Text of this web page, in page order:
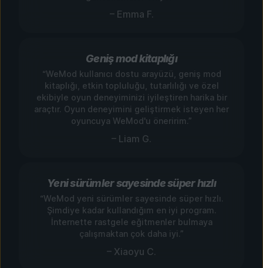
– Emma F.
Geniş mod kitaplığı
“WeMod kullanıcı dostu arayüzü, geniş mod
kitaplığı, etkin topluluğu, tutarlılığı ve özel
ekibiyle oyun deneyiminizi iyileştiren harika bir
araçtır. Oyun deneyimini geliştirmek isteyen her
oyuncuya WeMod'u öneririm.”
– Liam G.
Yeni sürümler sayesinde süper hızlı
“WeMod yeni sürümler sayesinde süper hızlı.
Şimdiye kadar kullandığım en iyi program.
İnternette rastgele eğitmenler bulmaya
çalışmaktan çok daha iyi.”
– Xiaoyu C.